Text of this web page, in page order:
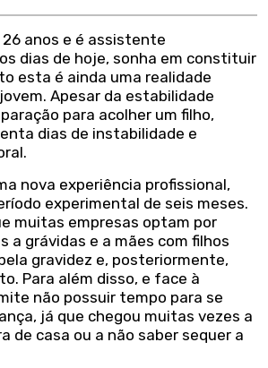
anos e é assistente
dias de hoje, sonha em constituir
esta é ainda uma realidade
Apesar da estabilidade
para acolher um filho,
dias de instabilidade e
nova experiência profissional,
experimental de seis meses.
muitas empresas optam por
a grávidas e a mães com filhos
gravidez e, posteriormente,
Para além disso, e face à
não possuir tempo para se
já que chegou muitas vezes a
de casa ou a não saber sequer a